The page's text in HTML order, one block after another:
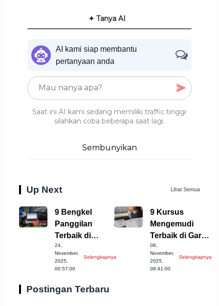
✦ Tanya AI
AI kami siap membantu
pertanyaan anda
Saat ini AI kami sedang memiliki traffic tinggi
silahkan coba beberapa saat lagi.
Sembunyikan
Up Next Lihat Semua
9 Bengkel
Panggilan
Terbaik di
Temanggung
untuk Anda
Coba!
24,
November,
2025,
00:57:00
Selengkapnya
9 Kursus
Mengemudi
Terbaik di Garut
yang Harus
Dicoba!
08,
November,
2025,
08:41:00
Selengkapnya
Postingan Terbaru